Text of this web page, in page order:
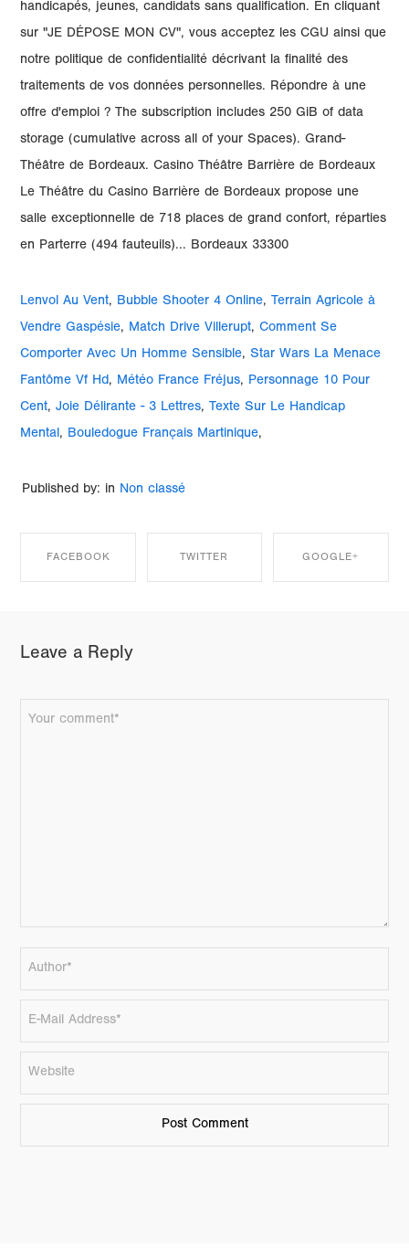
handicapés, jeunes, candidats sans qualification. En cliquant
sur "JE DÉPOSE MON CV", vous acceptez les CGU ainsi que
notre politique de confidentialité décrivant la finalité des
traitements de vos données personnelles. Répondre à une
offre d'emploi ? The subscription includes 250 GiB of data
storage (cumulative across all of your Spaces). Grand-
Théâtre de Bordeaux. Casino Théâtre Barrière de Bordeaux
Le Théâtre du Casino Barrière de Bordeaux propose une
salle exceptionnelle de 718 places de grand confort, réparties
en Parterre (494 fauteuils)... Bordeaux 33300
Lenvol Au Vent, Bubble Shooter 4 Online, Terrain Agricole à
Vendre Gaspésie, Match Drive Villerupt,Comment Se
Comporter Avec Un Homme Sensible,Star Wars La Menace
Fantôme Vf Hd, Météo France Fréjus, Personnage 10 Pour
Cent,Joie Délirante - 3 Lettres, Texte Sur Le Handicap
Mental, Bouledogue Français Martinique,
Published by: in Non classé
FACEBOOK
FACEBOOK
TWITTER GOOGLE+
Leave a Reply